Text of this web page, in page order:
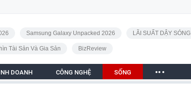
Samsung Galaxy Unpacked 2026 LÃI SUẤT DẬY SÓNG
Tài Sản Và Gia Sản BizReview
DOANH CÔNG NGHỆ SỐNG